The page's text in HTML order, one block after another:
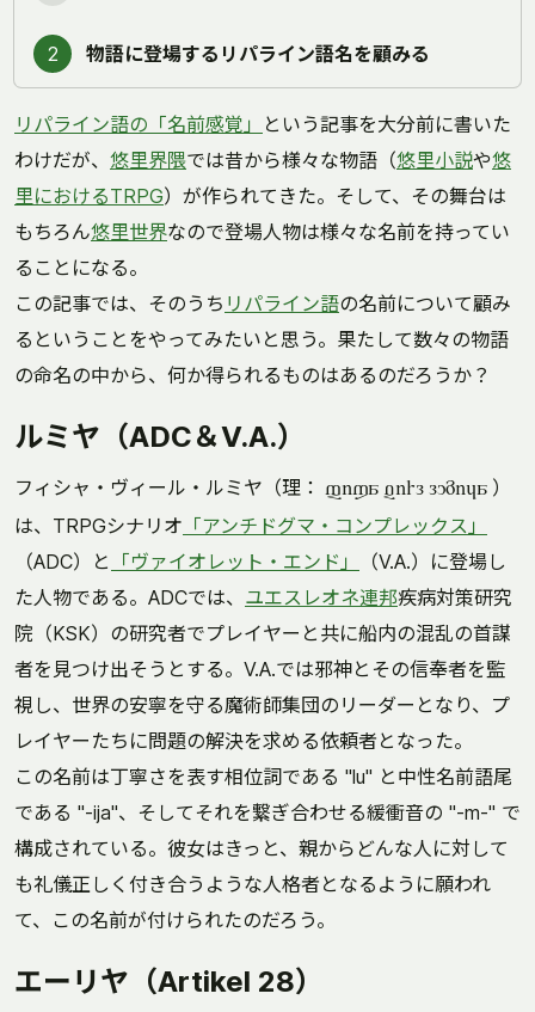
2 物語に登場するリパライン語名を顧みる
リパライン語の「名前感覚」
という記事を大分前に書いた
わけだが、 悠里界隈では昔から様々な物語（悠里小説や悠
里におけるTRPG）が作られてきた。そして、その舞台は
もちろん悠里世界なので登場人物は様々な名前を持ってい
ることになる。
この記事では、そのうち リパライン語の名前について顧み
るということをやってみたいと思う。果たして数々の物語
の命名の中から、何か得られるものはあるのだろうか？
ルミヤ（ADC＆V.A.）
フィシャ・ヴィール・ルミヤ（理： fixa virl lumija ）
は、TRPGシナリオ 「アンチドグマ・コンプレックス」
（ADC）と
「ヴァイオレット・エンド」
（V.A.）に登場し
た人物である。ADCでは、 ユエスレオネ連邦疾病対策研究
院（KSK）の研究者でプレイヤーと共に船内の混乱の首謀
者を見つけ出そうとする。V.A.では邪神とその信奉者を監
視し、世界の安寧を守る魔術師集団のリーダーとなり、プ
レイヤーたちに問題の解決を求める依頼者となった。
この名前は丁寧さを表す相位詞である "lu" と中性名前語尾
である "-ija"、そしてそれを繋ぎ合わせる緩衝音の "-m-" で
構成されている。彼女はきっと、親からどんな人に対して
も礼儀正しく付き合うような人格者となるように願われ
て、この名前が付けられたのだろう。
エーリヤ（Artikel 28）